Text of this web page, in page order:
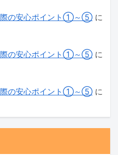
際の安心ポイント①～⑤ に
際の安心ポイント①～⑤ に
際の安心ポイント①～⑤ に